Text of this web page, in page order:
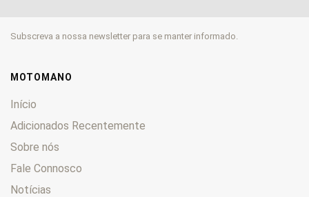
SE 0
ST 0
V 0
WOW
XRX 0
ZE
Subscreva a nossa newsletter para se manter informado.
MOTOMANO
Início
Adicionados Recentemente
Sobre nós
Fale Connosco
Notícias